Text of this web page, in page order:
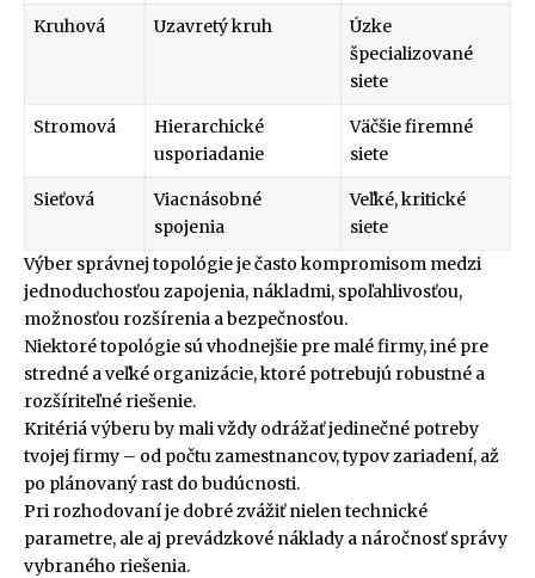
Kruhová Uzavretý kruh
Úzke
špecializované
siete
Stromová
Hierarchické
usporiadanie
Väčšie firemné
siete
Sieťová
Viacnásobné
spojenia
Veľké, kritické
siete
Výber správnej topológie je často kompromisom medzi
jednoduchosťou zapojenia, nákladmi, spoľahlivosťou,
možnosťou rozšírenia a bezpečnosťou.
Niektoré topológie sú vhodnejšie pre malé firmy, iné pre
stredné a veľké organizácie, ktoré potrebujú robustné a
rozšíriteľné riešenie.
Kritériá výberu by mali vždy odrážať jedinečné potreby
tvojej firmy – od počtu zamestnancov, typov zariadení, až
po plánovaný rast do budúcnosti.
Pri rozhodovaní je dobré zvážiť nielen technické
parametre, ale aj prevádzkové náklady a náročnosť správy
vybraného riešenia.